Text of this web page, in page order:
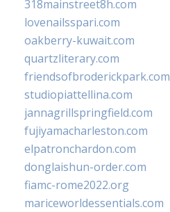
318mainstreet8h.com
lovenailsspari.com
oakberry-kuwait.com
quartzliterary.com
friendsofbroderickpark.com
studiopiattellina.com
jannagrillspringfield.com
fujiyamacharleston.com
elpatronchardon.com
donglaishun-order.com
fiamc-rome2022.org
mariceworldessentials.com